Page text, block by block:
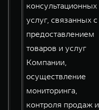
консультационных
услуг, связанных с
предоставлением
товаров и услуг
Компании,
осуществление
мониторинга,
контроля продаж и